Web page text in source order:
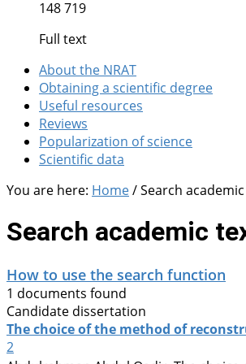
148 719
Full text
About the NRAT
Obtaining a scientific degree
Useful resources
Reviews
Popularization of science
Scientific data
You are here: Home/Search
Search academic
How to use the search function
1 documents found
Candidate dissertation
The choice of the method of
2